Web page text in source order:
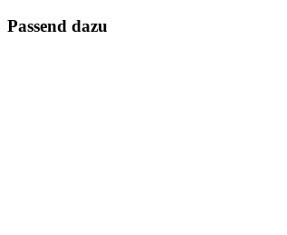
Passend dazu